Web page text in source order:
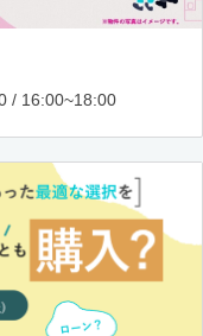
/ 16:00~18:00